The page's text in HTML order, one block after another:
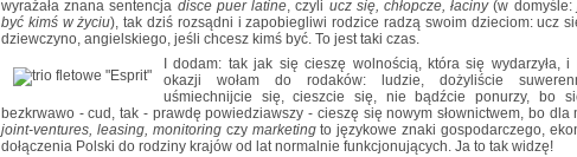
wyrażała znana sentencja disce puer latine, czyli ucz się, chłopcze, łaciny(w domyśle:
być kimś w życiu), tak dziś rozsądni i zapobiegliwi rodzice radzą swoim dzieciom: ucz
dziewczyno, angielskiego, jeśli chcesz kimś być. To jest taki czas.
I dodam: tak jak się cieszę wolnością, która się wydarzyła, i
okazji wołam do rodaków: ludzie, dożyliście
uśmiechnijcie się, cieszcie się, nie bądźcie ponurzy, bo
bezkrwawo - cud, tak - prawdę powiedziawszy - cieszę się nowym słownictwem, bo dla
joint-ventures, leasing, monitoringczymarketingto językowe znaki gospodarczego,
dołączenia Polski do rodziny krajów od lat normalnie funkcjonujących. Ja to tak widzę!